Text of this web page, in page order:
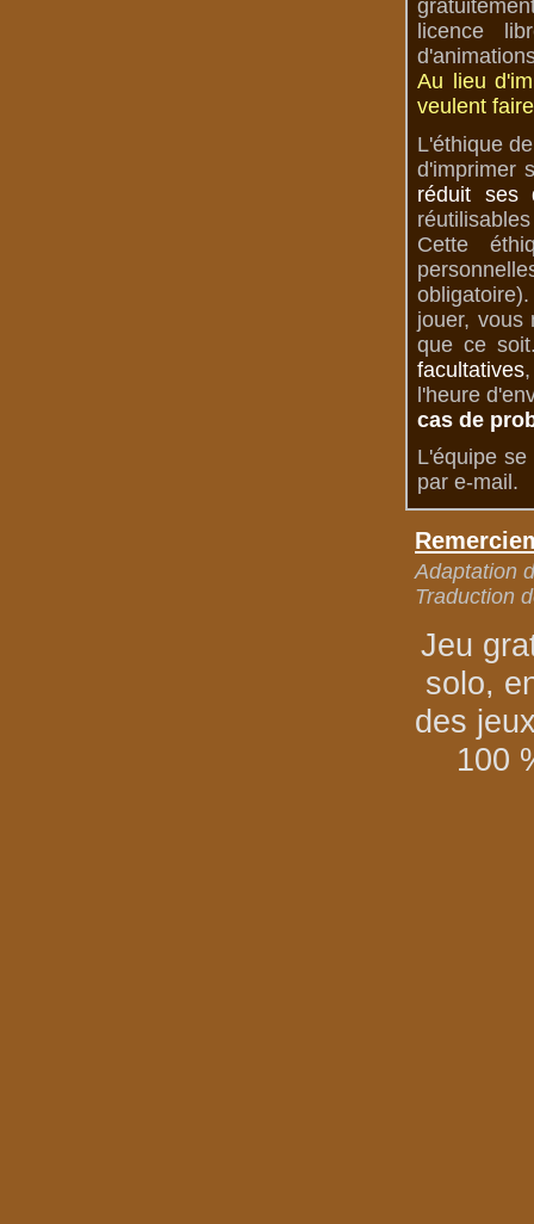
licence
Au lieu
veulent
L'éthique
d'imprimer
réduit ses
Cette
jouer, vous
que ce
facultatives
l'heure
cas de
L'équipe
par e-mail.
Adaptation
Traduction
Jeu
solo,
des
100